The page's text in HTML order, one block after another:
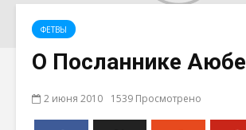
ФЕТВЫ
О Посланнике Аюбе
2 июня 2010 1539 Просмотрено